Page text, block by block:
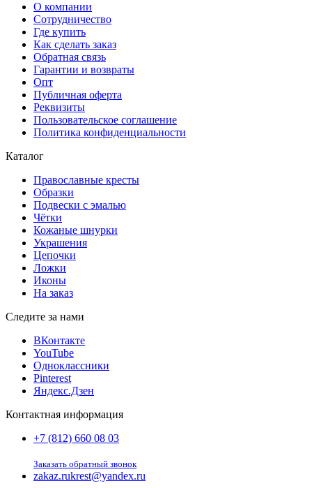
О компании
Сотрудничество
Где купить
Как сделать заказ
Обратная связь
Гарантии и возвраты
Опт
Публичная оферта
Реквизиты
Пользовательское соглашение
Политика конфиденциальности
Каталог
Православные кресты
Образки
Подвески с эмалью
Чётки
Кожаные шнурки
Украшения
Цепочки
Ложки
Иконы
На заказ
Следите за нами
ВКонтакте
YouTube
Одноклассники
Pinterest
Яндекс.Дзен
Контактная информация
+7 (812) 660 08 03
Заказать обратный звонок
zakaz.rukrest@yandex.ru